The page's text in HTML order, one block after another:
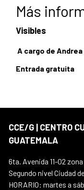
Más
Visibles
A cargo de Andrea
Entrada gratuita
CCE/G | CENTRO
GUATEMALA
6ta. Avenida 11-02
Segundo nivel Ciudad
HORARIO: martes a